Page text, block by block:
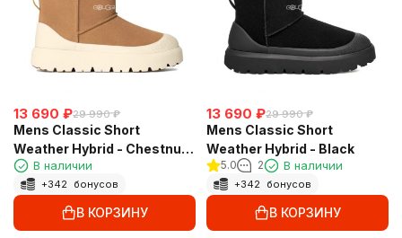
13 690 ₽29 990 ₽
Mens Classic Short
Weather Hybrid - Chestnut /
Whitecap
В наличии
+342 бонусов
В КОРЗИНУ
13 690 ₽29 990 ₽
Mens Classic Short
Weather Hybrid - Black
5.0 2 В наличии
+342 бонусов
В КОРЗИНУ